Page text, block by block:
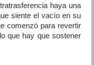
haya una
siente el vacío en su
comenzó para revertir
que hay que sostener